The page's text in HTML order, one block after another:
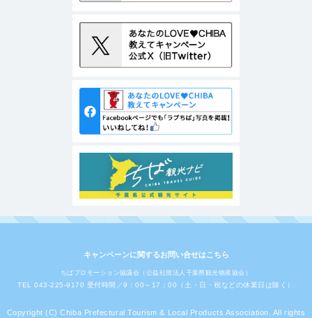
キャンペーンに関するお問い合せはこちら
ちばプロモーション協議会（公益社団法人千葉県観光物産協会）
TEL 043-225-9170 受付時間／9：00～17：00（土・日・祝などの休業日は除く）
Copyright (C) Chiba Prefectural Tourism & Local Products Association. All rights